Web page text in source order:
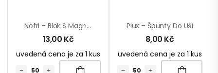
Nofri – Blok S Magnetkou
13,00 Kč
uvedená cena je za 1 kus
Plux – Špunty Do Uší
8,00 Kč
uvedená cena je za 1 kus